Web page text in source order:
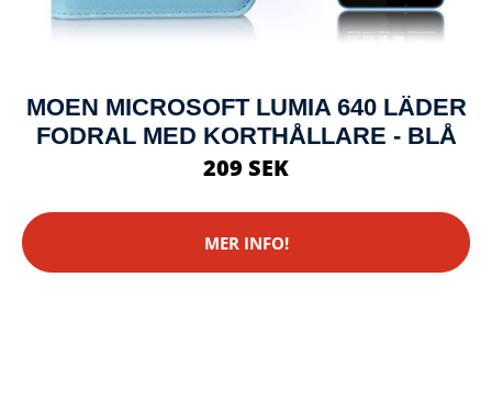
MOEN MICROSOFT LUMIA 640 LÄDER
FODRAL MED KORTHÅLLARE - BLÅ
209 SEK
MER INFO!